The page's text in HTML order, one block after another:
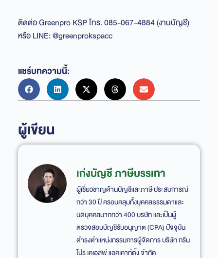
ติดต่อ Greenpro KSP โทร. 085-067-4884 (งานบัญชี)
หรือ LINE: @greenprokspacc
แชร์บทความนี้:
ผู้เขียน
เก่งบัญชี ภาษีบรรเทา
ผู้เชี่ยวชาญด้านบัญชีและภาษี ประสบการณ์
กว่า 30 ปี ครอบคลุมทั้งบุคคลธรรมดาและ
นิติบุคคลมากกว่า 400 บริษัท และเป็นผู้
ตรวจสอบบัญชีรับอนุญาต (CPA) ปัจจุบัน
ดำรงตำแหน่งกรรมการผู้จัดการ บริษัท กรีน
โปร เคเอสพี แอคเคาท์ติ้ง จำกัด